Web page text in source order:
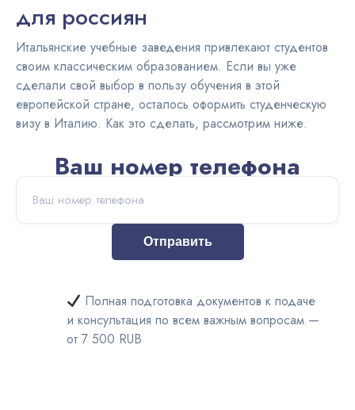
для россиян
Итальянские учебные заведения привлекают студентов
своим классическим образованием. Если вы уже
сделали свой выбор в пользу обучения в этой
европейской стране, осталось оформить студенческую
визу в Италию. Как это сделать, рассмотрим ниже.
Ваш номер телефона
Отправить
Полная подготовка документов к подаче
и консультация по всем важным вопросам —
от 7 500 RUB
Австралия
ВНЖ и
легализация